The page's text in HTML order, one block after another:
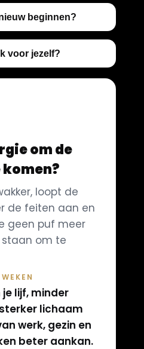
beginnen?
voor jezelf?
om de
loopt de
de feiten aan en
geen puf meer
om te
je lijf, minder
lichaam
werk, gezin en
beter aankan.